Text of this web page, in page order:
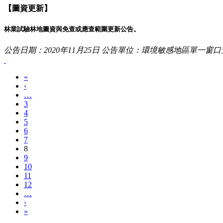
【圖資更新】
林業試驗林地圖資與免查或應查範圍更新公告。
公告日期：2020年11月25日 公告單位：環境敏感地區單一窗
«
‹
…
3
4
5
6
7
8
9
10
11
12
…
›
»